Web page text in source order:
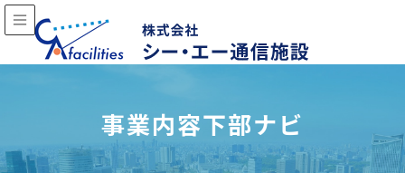
事業内容下部ナビ